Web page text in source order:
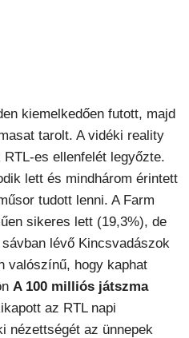
kiemelkedően futott, majd
tarolt. A vidéki reality
es ellenfelét legyőzte.
lett és mindhárom érintett
tudott lenni. A Farm
sikeres lett (19,3%), de
lévő Kincsvadászok
valószínű, hogy kaphat
A 100 milliós játszma
az RTL napi
nézettségét az ünnepek